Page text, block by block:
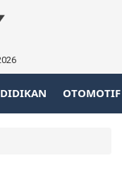
OTOMOTIF